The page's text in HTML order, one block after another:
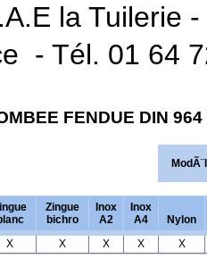
la Tuilerie
- Tél. 01 64
FENDUE DIN
Zingue
bichro
Inox
A2
Inox
A4
Nylon
X X X X X